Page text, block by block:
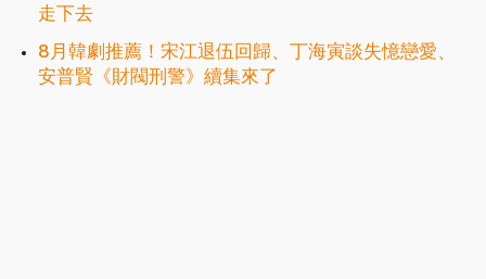
走下去
8月韓劇推薦！宋江退伍回歸、丁海寅談失憶戀愛、
安普賢《財閥刑警》續集來了